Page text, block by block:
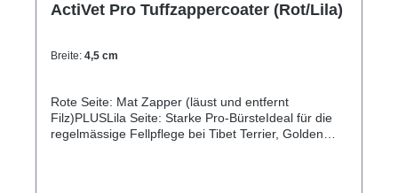
ActiVet Pro Tuffzappercoater (Rot/Lila)
Breite: 4,5 cm
Rote Seite: Mat Zapper (läust und entfernt
Filz)PLUSLila Seite: Starke Pro-BürsteIdeal für die
regelmässige Fellpflege bei Tibet Terrier, Golden